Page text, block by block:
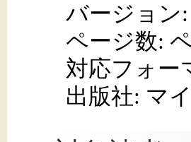
バージョン:
ページ数:
対応フォー
出版社: マ